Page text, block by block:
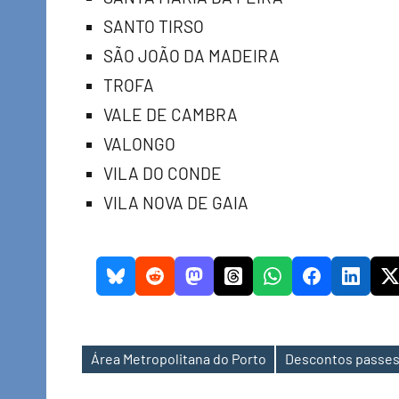
SANTO TIRSO
SÃO JOÃO DA MADEIRA
TROFA
VALE DE CAMBRA
VALONGO
VILA DO CONDE
VILA NOVA DE GAIA
Etiquetas
Área Metropolitana do Porto Descontos